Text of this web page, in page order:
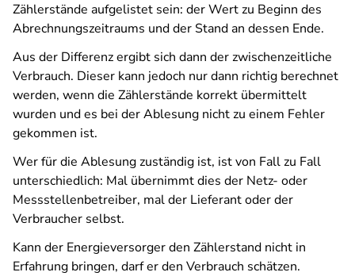
Zählerstände aufgelistet sein: der Wert zu Beginn des
Abrechnungszeitraums und der Stand an dessen Ende.
Aus der Differenz ergibt sich dann der zwischenzeitliche
Verbrauch. Dieser kann jedoch nur dann richtig berechnet
werden, wenn die Zählerstände korrekt übermittelt
wurden und es bei der Ablesung nicht zu einem Fehler
gekommen ist.
Wer für die Ablesung zuständig ist, ist von Fall zu Fall
unterschiedlich: Mal übernimmt dies der Netz- oder
Messstellenbetreiber, mal der Lieferant oder der
Verbraucher selbst.
Kann der Energieversorger den Zählerstand nicht in
Erfahrung bringen, darf er den Verbrauch schätzen.